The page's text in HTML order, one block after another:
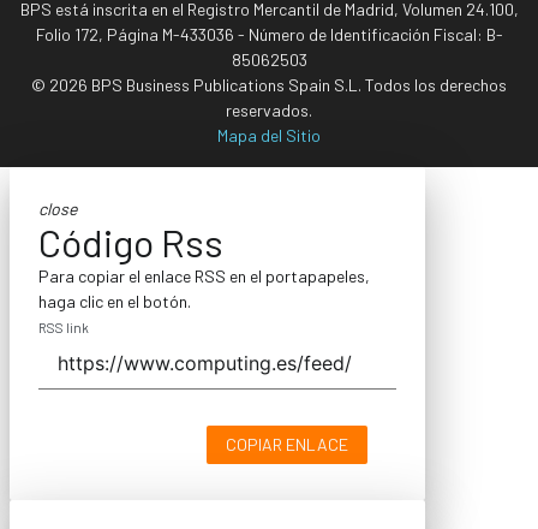
BPS está inscrita en el Registro Mercantil de Madrid, Volumen 24.100,
Folio 172, Página M-433036 - Número de Identificación Fiscal: B-
85062503
© 2026 BPS Business Publications Spain S.L. Todos los derechos
reservados.
Mapa del Sitio
close
Código Rss
Para copiar el enlace RSS en el portapapeles,
haga clic en el botón.
RSS link
COPIAR ENLACE